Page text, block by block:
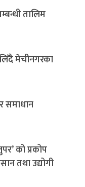
तालिम
मेचीनगरका
को प्रकोप
तथा उद्योगी